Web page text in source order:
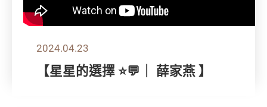
2024.04.23
【星星的選擇 ⭐💬｜ 薛家燕 】